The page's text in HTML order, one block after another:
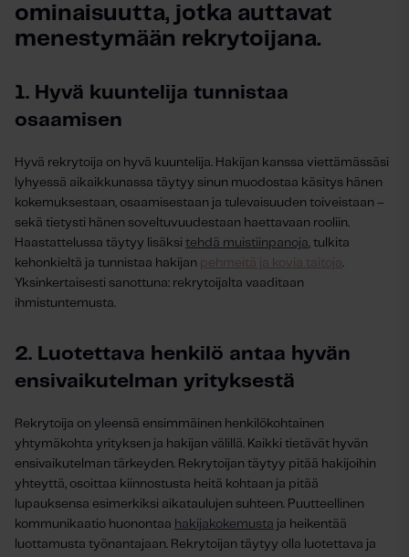
ominaisuutta, jotka auttavat
menestymään rekrytoijana.
1. Hyvä kuuntelija tunnistaa
osaamisen
Hyvä rekrytoija on hyvä kuuntelija. Hakijan kanssa viettämässäsi
lyhyessä aikaikkunassa täytyy sinun muodostaa käsitys hänen
kokemuksestaan, osaamisestaan ja tulevaisuuden toiveistaan –
sekä tietysti hänen soveltuvuudestaan haettavaan rooliin.
Haastattelussa täytyy lisäksi tehdä muistiinpanoja, tulkita
kehonkieltä ja tunnistaa hakijan pehmeitä ja kovia taitoja .
Yksinkertaisesti sanottuna: rekrytoijalta vaaditaan
ihmistuntemusta.
2. Luotettava henkilö antaa hyvän
ensivaikutelman yrityksestä
Rekrytoija on yleensä ensimmäinen henkilökohtainen
yhtymäkohta yrityksen ja hakijan välillä. Kaikki tietävät hyvän
ensivaikutelman tärkeyden. Rekrytoijan täytyy pitää hakijoihin
yhteyttä, osoittaa kiinnostusta heitä kohtaan ja pitää
lupauksensa esimerkiksi aikataulujen suhteen. Puutteellinen
kommunikaatio huonontaa hakijakokemusta ja heikentää
luottamusta työnantajaan. Rekrytoijan täytyy olla luotettava ja